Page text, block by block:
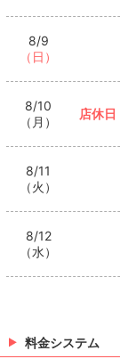
8/9
（日）
8/10
（月）
店休日
8/11
（火）
8/12
（水）
料金システム